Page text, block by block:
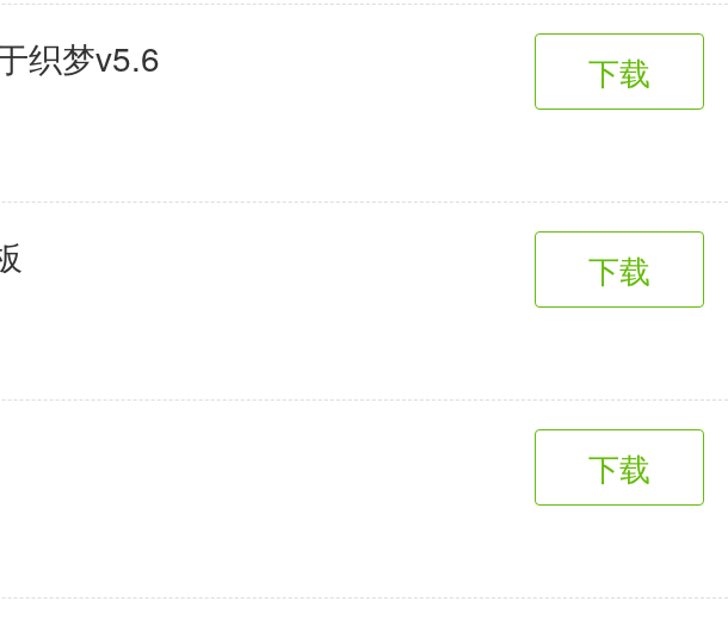
织梦v5.6 下载
下载
下载